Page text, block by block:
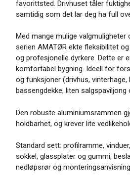
favorittsted. Drivhuset tåler
samtidig som det lar deg ha full
Med mange mulige valgmuligheter
serien AMATØR ekte fleksibilitet
og profesjonelle dyrkere. Dette er
komfortabel bygning. Ideell for
og funksjoner (drivhus, vinterhage,
bassengdekke, liten salgspaviljong
Den robuste aluminiumsrammen
holdbarhet, og krever lite
Standard sett: profilramme,
sokkel, glassplater og gummi,
nedløpsrør og